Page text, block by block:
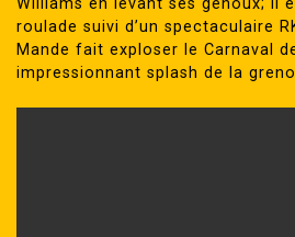
roulade suivi d’un spectaculaire
Mande fait exploser le Carnaval
impressionnant splash de la